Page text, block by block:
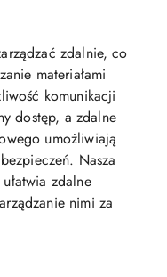
zdalnie, co
materiałami
komunikacji
dostęp, a zdalne
umożliwiają
Nasza
zdalne
nimi za